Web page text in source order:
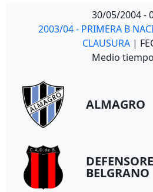
30/05/2004 -
2003/04 - PRIMERA B
CLAUSURA |
Medio
ALMAGRO
BELGRANO